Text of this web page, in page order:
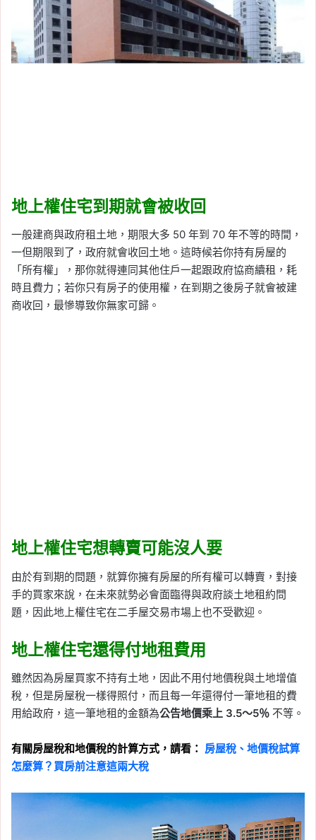
地上權住宅到期就會被收回
一般建商與政府租土地，期限大多 50 年到 70 年不等的時間，
一但期限到了，政府就會收回土地。這時候若你持有房屋的
「所有權」，那你就得連同其他住戶一起跟政府協商續租，耗
時且費力；若你只有房子的使用權，在到期之後房子就會被建
商收回，最慘導致你無家可歸。
地上權住宅想轉賣可能沒人要
由於有到期的問題，就算你擁有房屋的所有權可以轉賣，對接
手的買家來說，在未來就勢必會面臨得與政府談土地租約問
題，因此地上權住宅在二手屋交易市場上也不受歡迎。
地上權住宅還得付地租費用
雖然因為房屋買家不持有土地，因此不用付地價稅與土地增值
稅，但是房屋稅一樣得照付，而且每一年還得付一筆地租的費
用給政府，這一筆地租的金額為公告地價乘上 3.5～5％ 不等。
有關房屋稅和地價稅的計算方式，請看： 房屋稅、地價稅試算
怎麼算？買房前注意這兩大稅